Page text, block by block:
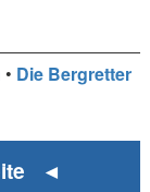
• Die Bergretter
◄